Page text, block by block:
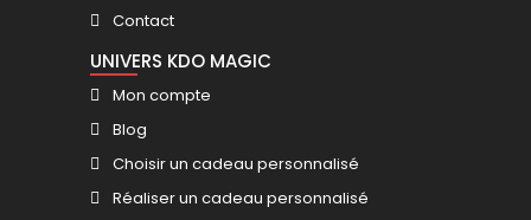
Contact
UNIVERS KDO MAGIC
Mon compte
Blog
Choisir un cadeau personnalisé
Réaliser un cadeau personnalisé